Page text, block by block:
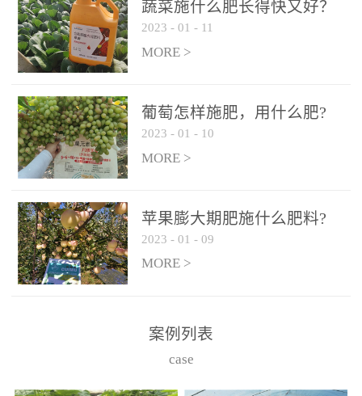
合大量元素水溶肥一起使
用，促使果实膨大，果肉
饱满，品质好，果、枝健
后期∶冲施、滴灌2.5-5kg/
亩/次配合大量元素水溶肥
一起使用，果实转色均
匀，口感好，糖度提高，
预防枝叶早衰。5、叶面喷
施︰浓度800-1500倍（1-
6kg/公顷，间隔10-14天一
次，喷1-3次。
合大量元素水溶肥一起使
后期∶冲施、滴灌2.5-5kg/
亩/次配合大量元素水溶肥
施︰浓度800-1500倍（1-
蔬菜施什么肥长得快又好？
2023 - 01 - 11
MORE >
葡萄怎样施肥，用什么肥?
2023 - 01 - 10
MORE >
苹果膨大期肥施什么肥料?
2023 - 01 - 09
MORE >
案例列表
case